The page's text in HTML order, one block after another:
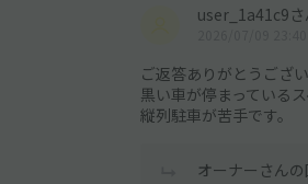
user_1a41c9さ
ご返答ありがとうござい
黒い車が停まっている
縦列駐車が苦手です。
オーナーさん